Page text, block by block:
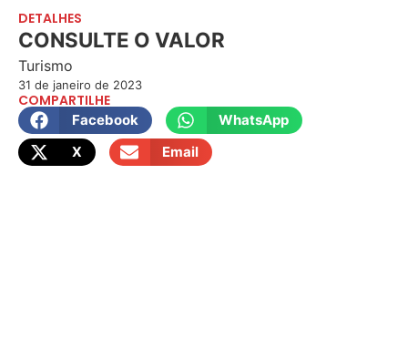
DETALHES
CONSULTE O VALOR
Turismo
31 de janeiro de 2023
COMPARTILHE
Facebook
WhatsApp
X
Email